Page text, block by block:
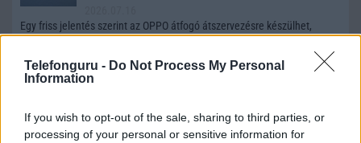
Telefonguru - Do Not Process My Personal
Information
If you wish to opt-out of the sale, sharing to third parties, or
processing of your personal or sensitive information for
Egy friss jelentés szerint az OPPO átfogó átszervezésre készülhet,
amely nemcsak a OnePlus nemzetközi jelenlétét, hanem a realme
Véget ér egy legenda - Ez lehet a OnePlus
2026.07.14